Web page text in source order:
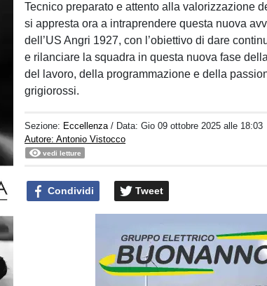
Tecnico preparato e attento alla valorizzazione
si appresta ora a intraprendere questa nuova
dell’US Angri 1927, con l’obiettivo di dare
e rilanciare la squadra in questa nuova fase
del lavoro, della programmazione e della
grigiorossi.
Sezione: Eccellenza / Data:Gio 09 ottobre 2025 alle 18:03
Autore: Antonio Vistocco
vedi letture
Condividi Tweet